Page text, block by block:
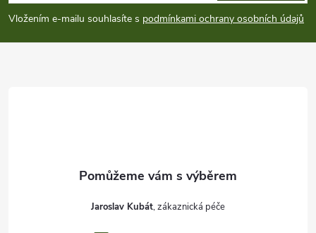
p
a
Vložením e-mailu souhlasíte s podmínkami ochrany osobních údajů
Jaroslav Kubát